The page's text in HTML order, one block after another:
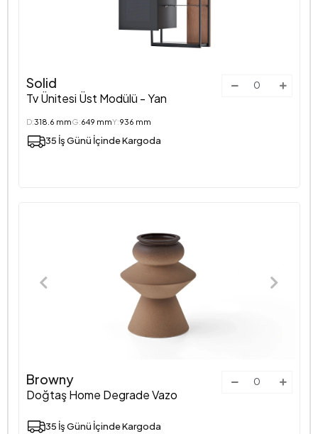
Solid
Tv Ünitesi Üst Modülü - Yan
D:318.6 mmG:649 mmY:936 mm
35 İş Günü İçinde Kargoda
Browny
Doğtaş Home Degrade Vazo
35 İş Günü İçinde Kargoda